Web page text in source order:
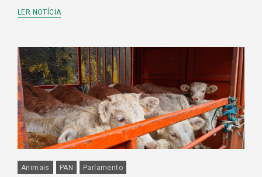
LER NOTÍCIA
Animais PAN Parlamento